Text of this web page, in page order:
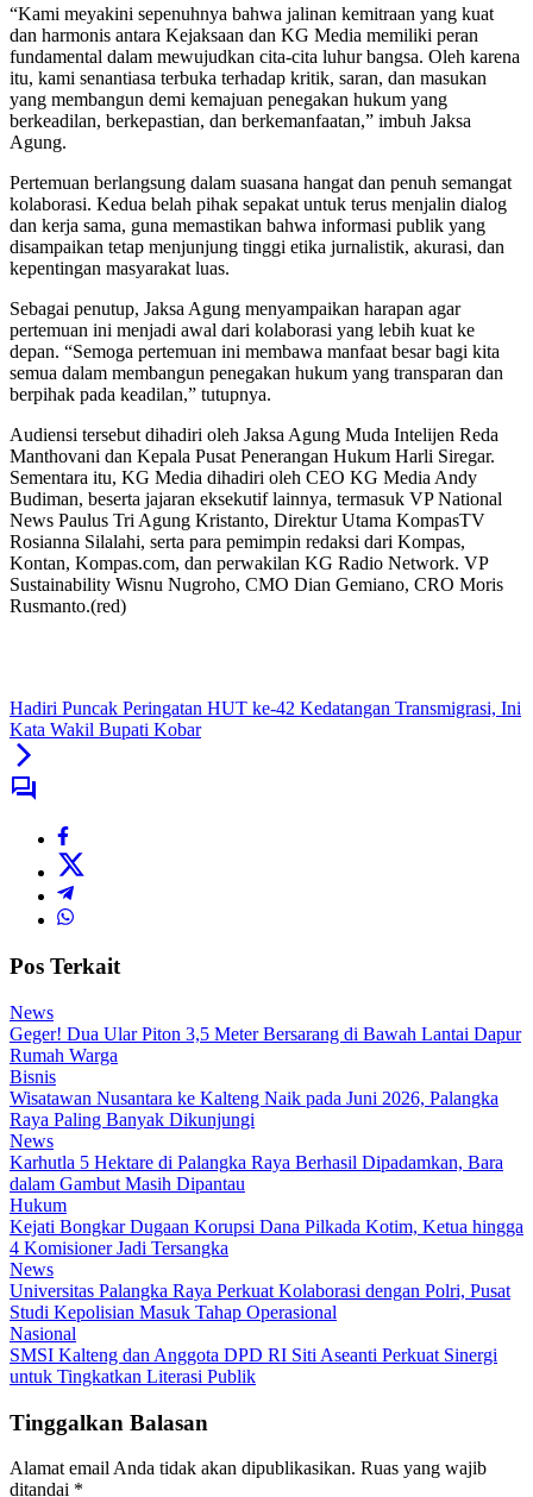
“Kami meyakini sepenuhnya bahwa jalinan kemitraan yang kuat
dan harmonis antara Kejaksaan dan KG Media memiliki peran
fundamental dalam mewujudkan cita-cita luhur bangsa. Oleh karena
itu, kami senantiasa terbuka terhadap kritik, saran, dan masukan
yang membangun demi kemajuan penegakan hukum yang
berkeadilan, berkepastian, dan berkemanfaatan,” imbuh Jaksa
Agung.
Pertemuan berlangsung dalam suasana hangat dan penuh semangat
kolaborasi. Kedua belah pihak sepakat untuk terus menjalin dialog
dan kerja sama, guna memastikan bahwa informasi publik yang
disampaikan tetap menjunjung tinggi etika jurnalistik, akurasi, dan
kepentingan masyarakat luas.
Sebagai penutup, Jaksa Agung menyampaikan harapan agar
pertemuan ini menjadi awal dari kolaborasi yang lebih kuat ke
depan. “Semoga pertemuan ini membawa manfaat besar bagi kita
semua dalam membangun penegakan hukum yang transparan dan
berpihak pada keadilan,” tutupnya.
Audiensi tersebut dihadiri oleh Jaksa Agung Muda Intelijen Reda
Manthovani dan Kepala Pusat Penerangan Hukum Harli Siregar.
Sementara itu, KG Media dihadiri oleh CEO KG Media Andy
Budiman, beserta jajaran eksekutif lainnya, termasuk VP National
News Paulus Tri Agung Kristanto, Direktur Utama KompasTV
Rosianna Silalahi, serta para pemimpin redaksi dari Kompas,
Kontan, Kompas.com, dan perwakilan KG Radio Network. VP
Sustainability Wisnu Nugroho, CMO Dian Gemiano, CRO Moris
Rusmanto.(red)
Hadiri Puncak Peringatan HUT ke-42 Kedatangan Transmigrasi, Ini
Kata Wakil Bupati Kobar
Pos Terkait
News
Geger! Dua Ular Piton 3,5 Meter Bersarang di Bawah Lantai Dapur
Rumah Warga
Bisnis
Wisatawan Nusantara ke Kalteng Naik pada Juni 2026, Palangka
Raya Paling Banyak Dikunjungi
News
Karhutla 5 Hektare di Palangka Raya Berhasil Dipadamkan, Bara
dalam Gambut Masih Dipantau
Hukum
Kejati Bongkar Dugaan Korupsi Dana Pilkada Kotim, Ketua hingga
4 Komisioner Jadi Tersangka
News
Universitas Palangka Raya Perkuat Kolaborasi dengan Polri, Pusat
Studi Kepolisian Masuk Tahap Operasional
Nasional
SMSI Kalteng dan Anggota DPD RI Siti Aseanti Perkuat Sinergi
untuk Tingkatkan Literasi Publik
Tinggalkan Balasan
Alamat email Anda tidak akan dipublikasikan. Ruas yang wajib
ditandai *